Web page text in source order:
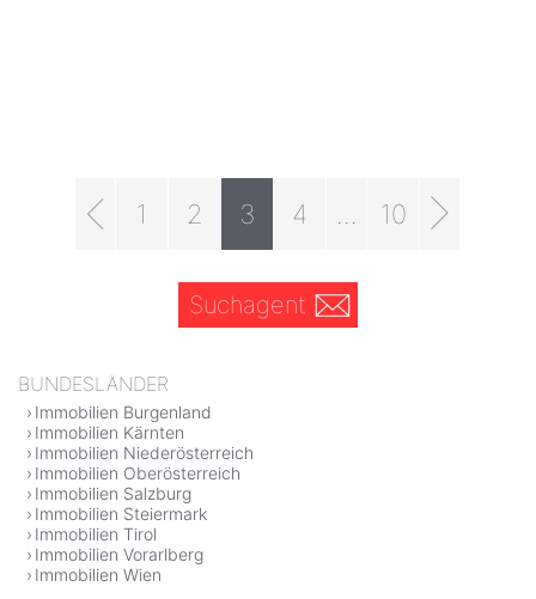
1 2 3 4 10
Suchagent
BUNDESLÄNDER
Immobilien Burgenland
Immobilien Kärnten
Immobilien Niederösterreich
Immobilien Oberösterreich
Immobilien Salzburg
Immobilien Steiermark
Immobilien Tirol
Immobilien Vorarlberg
Immobilien Wien